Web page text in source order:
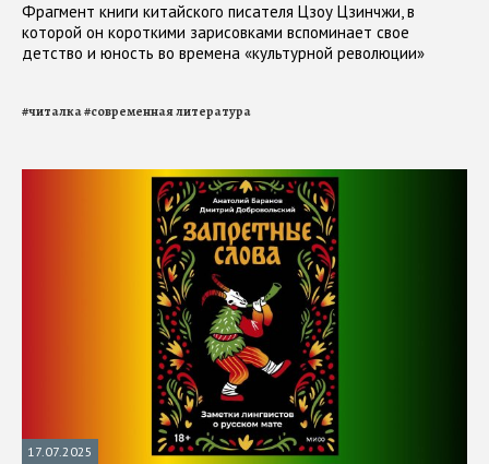
Фрагмент книги китайского писателя Цзоу Цзинчжи, в
которой он короткими зарисовками вспоминает свое
детство и юность во времена «культурной революции»
#читалка#современная литература
17.07.2025